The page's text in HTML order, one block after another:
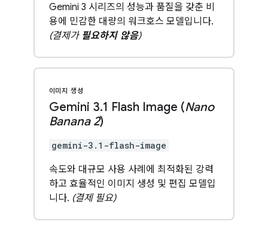
Gemini 3 시리즈의 성능과 품질을 갖춘 비
용에 민감한 대량의 워크호스 모델입니다.
(결제가 필요하지 않음)
이미지 생성
Gemini 3.1 Flash Image (Nano
Banana 2)
gemini-3.1-flash-image
속도와 대규모 사용 사례에 최적화된 강력
하고 효율적인 이미지 생성 및 편집 모델입
니다. (결제 필요)